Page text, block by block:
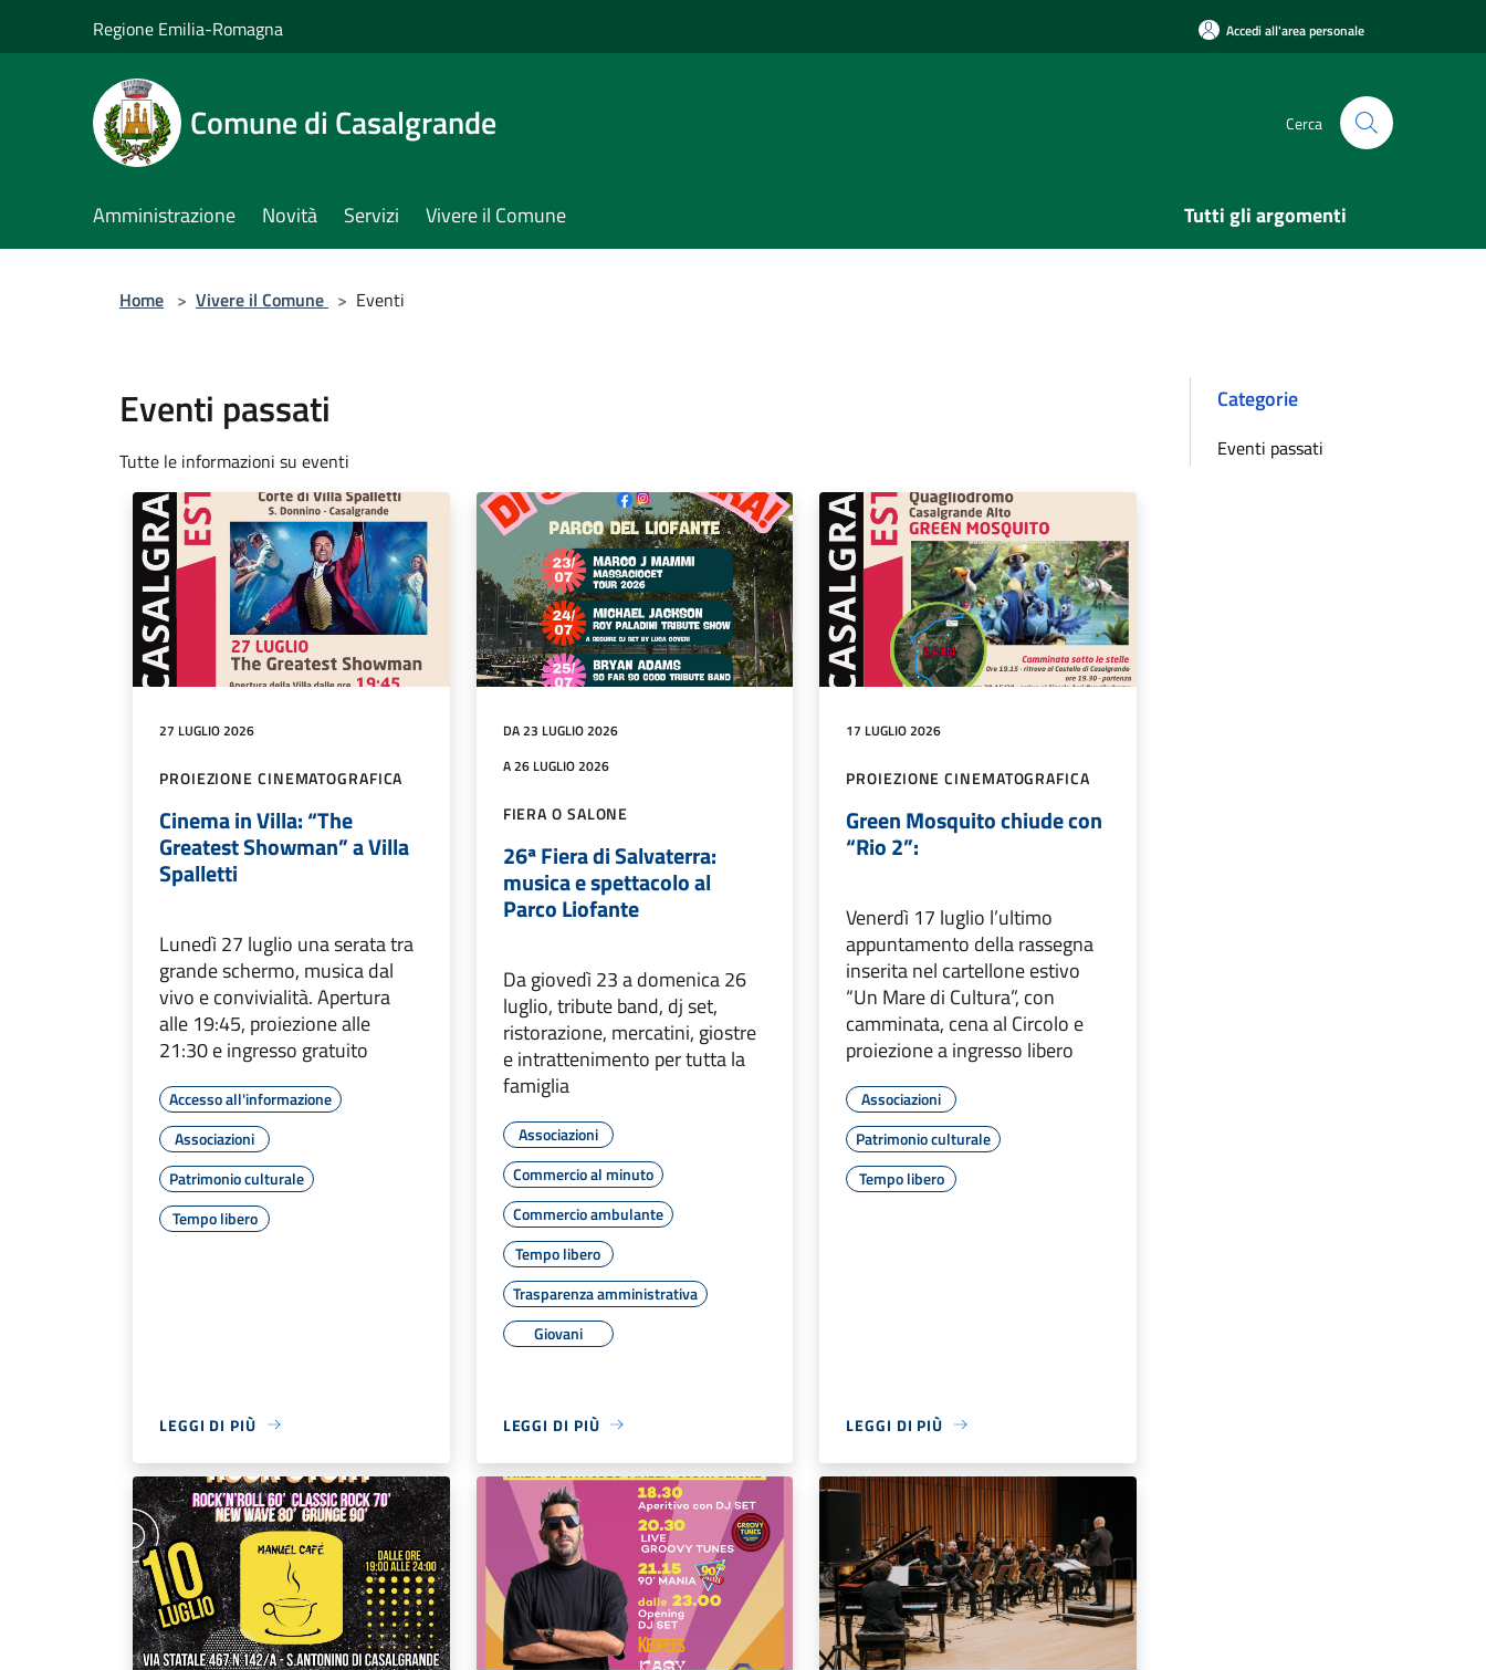
Regione Emilia-Romagna Accedi all'area personale
Comune di Casalgrande Cerca
Amministrazione Novità Servizi Vivere il Comune Tutti gli argomenti
Home > Vivere il Comune > Eventi
Eventi passati
Tutte le informazioni su eventi
27 LUGLIO 2026
PROIEZIONE CINEMATOGRAFICA
Cinema in Villa: “The
Greatest Showman” a Villa
Spalletti
Lunedì 27 luglio una serata tra
grande schermo, musica dal
vivo e convivialità. Apertura
alle 19:45, proiezione alle
21:30 e ingresso gratuito
Accesso all'informazione
Associazioni
Patrimonio culturale
Tempo libero
LEGGI DI PIÙ
DA 23 LUGLIO 2026
A 26 LUGLIO 2026
FIERA O SALONE
26ª Fiera di Salvaterra:
musica e spettacolo al
Parco Liofante
Da giovedì 23 a domenica 26
luglio, tribute band, dj set,
ristorazione, mercatini, giostre
e intrattenimento per tutta la
famiglia
Associazioni
Commercio al minuto
Commercio ambulante
Tempo libero
Trasparenza amministrativa
Giovani
LEGGI DI PIÙ
17 LUGLIO 2026
PROIEZIONE CINEMATOGRAFICA
Green Mosquito chiude con
“Rio 2”:
Venerdì 17 luglio l’ultimo
appuntamento della rassegna
inserita nel cartellone estivo
“Un Mare di Cultura”, con
camminata, cena al Circolo e
proiezione a ingresso libero
Associazioni
Patrimonio culturale
Tempo libero
LEGGI DI PIÙ
Categorie
Eventi passati